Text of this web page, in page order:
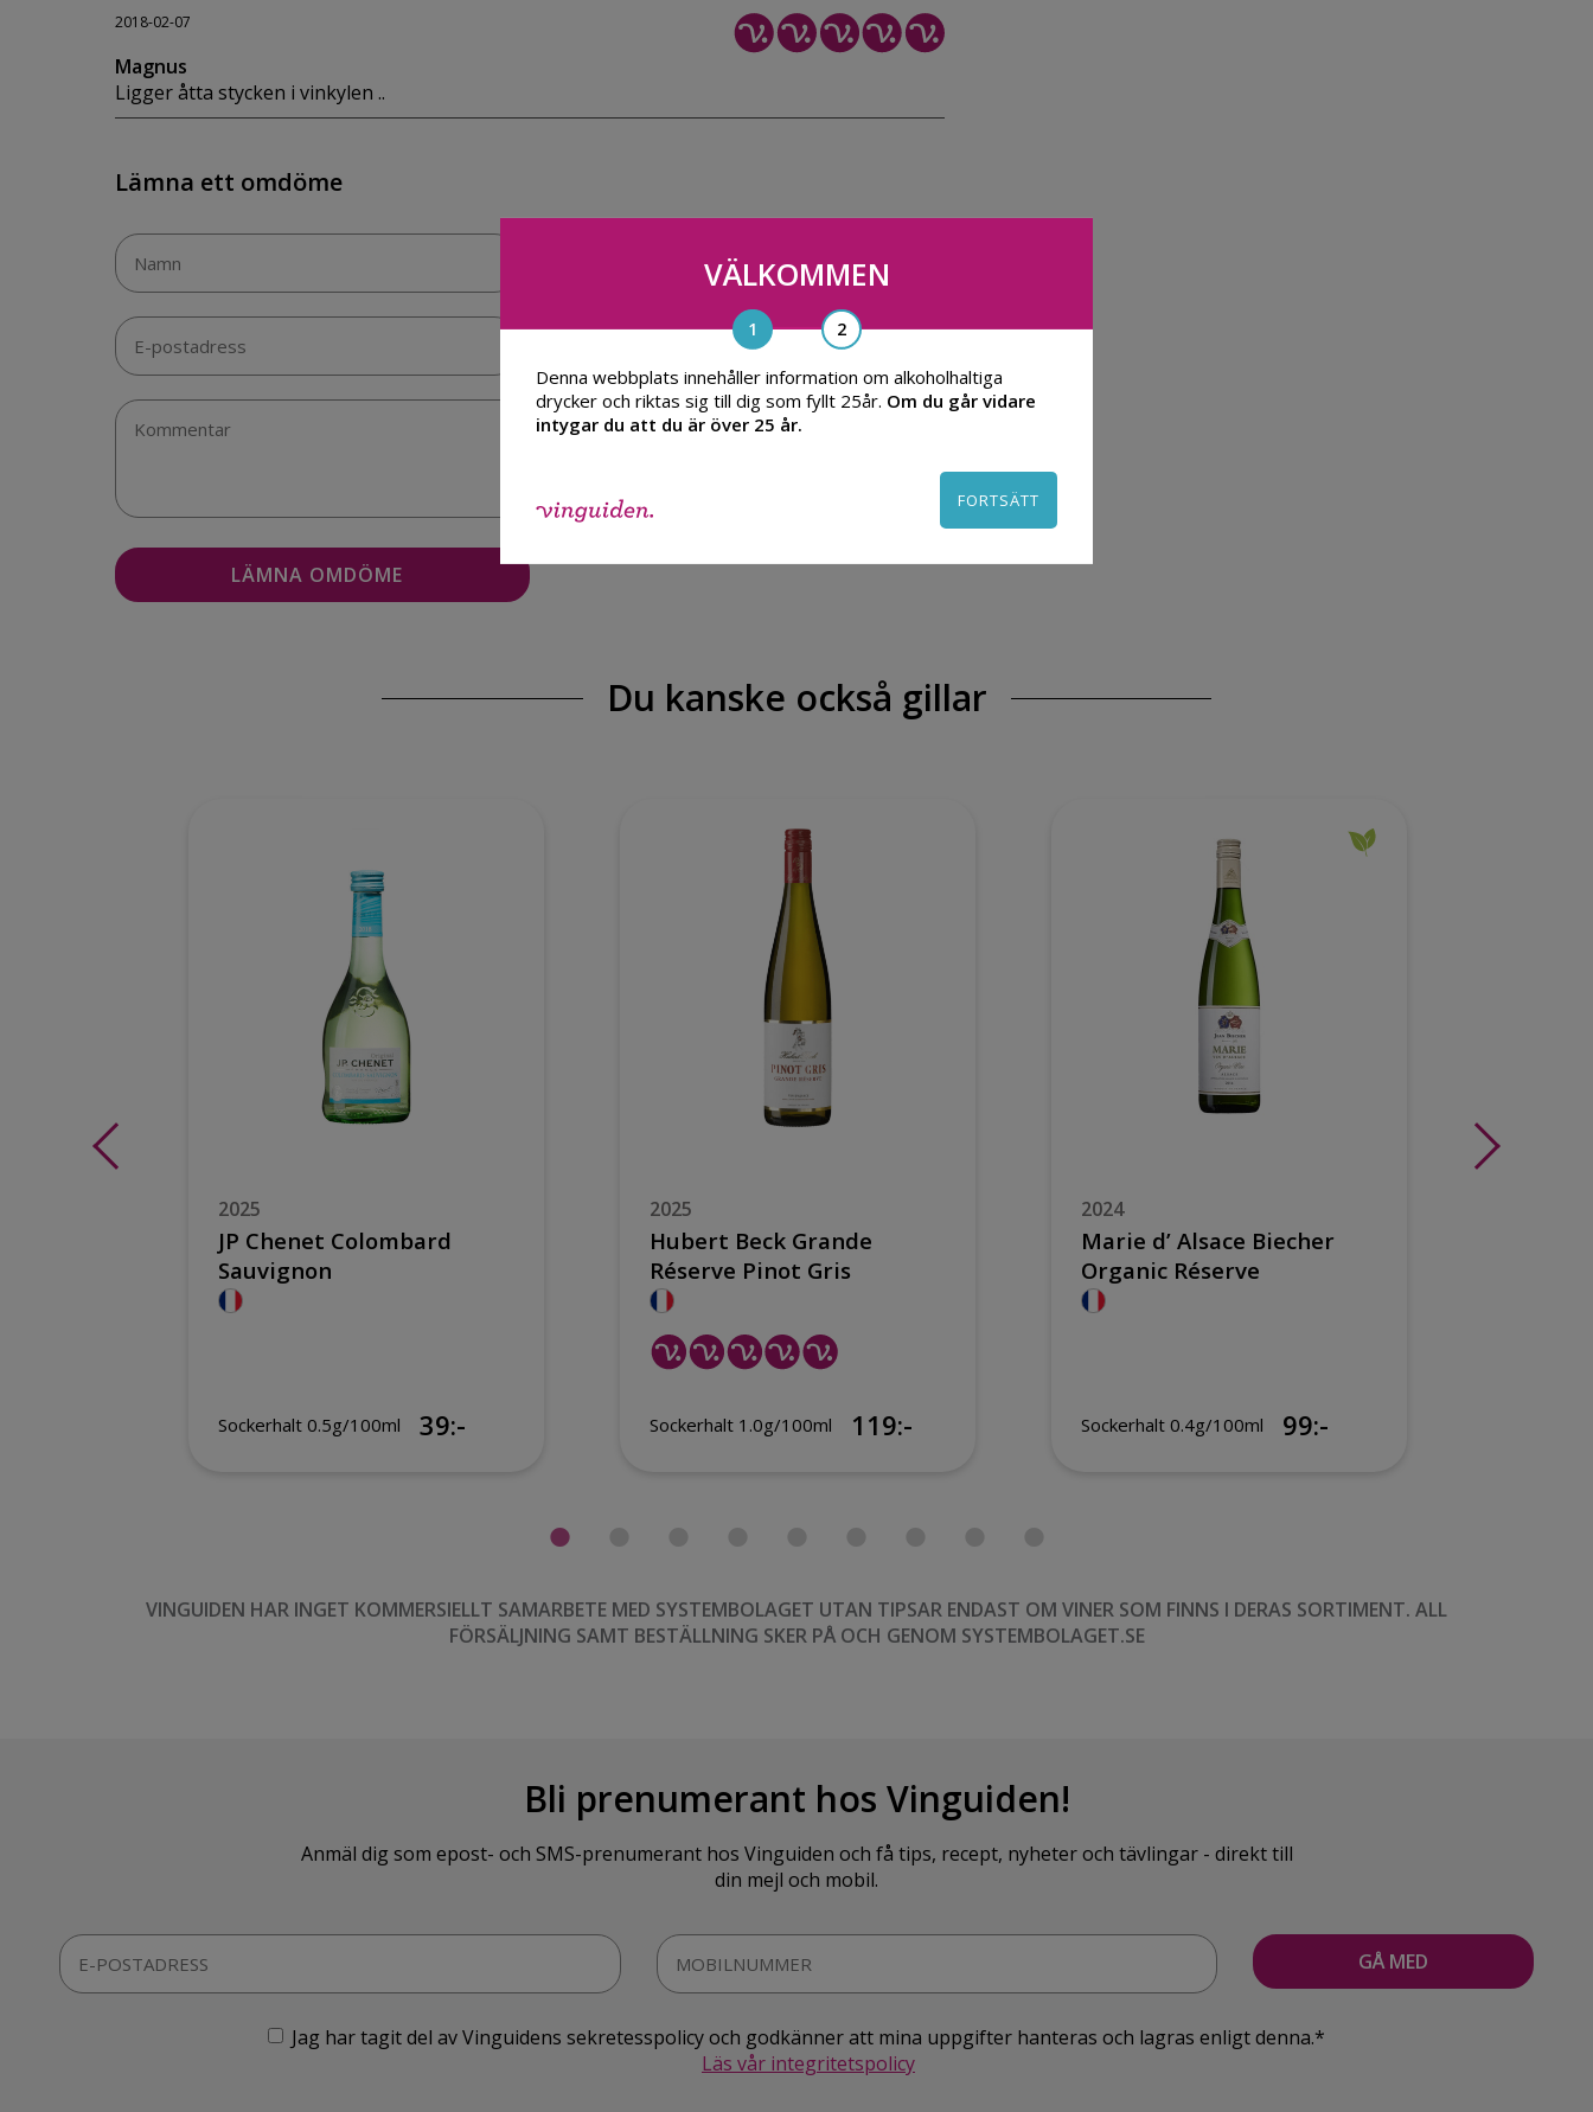
2018-02-07
Magnus
Ligger åtta stycken i vinkylen ..
Lämna ett omdöme
Du kanske också gillar
2025
JP Chenet Colombard
Sauvignon
Sockerhalt 0.5g/100ml 39:-
2025
Hubert Beck Grande
Réserve Pinot Gris
Sockerhalt 1.0g/100ml 119:-
2024
Marie d’ Alsace Biecher
Organic Réserve
Sockerhalt 0.4g/100ml 99:-
VINGUIDEN HAR INGET KOMMERSIELLT SAMARBETE MED SYSTEMBOLAGET UTAN TIPSAR ENDAST OM VINER SOM FINNS I DERAS SORTIMENT. ALL
FÖRSÄLJNING SAMT BESTÄLLNING SKER PÅ OCH GENOM SYSTEMBOLAGET.SE
Bli prenumerant hos Vinguiden!
Anmäl dig som epost- och SMS-prenumerant hos Vinguiden och få tips, recept, nyheter och tävlingar - direkt till
din mejl och mobil.
Jag har tagit del av Vinguidens sekretesspolicy och godkänner att mina uppgifter hanteras och lagras enligt denna.*
Läs vår integritetspolicy
VÄLKOMMEN
Denna webbplats innehåller information om alkoholhaltiga
drycker och riktas sig till dig som fyllt 25år. Om du går vidare
intygar du att du är över 25 år.
FORTSÄTT